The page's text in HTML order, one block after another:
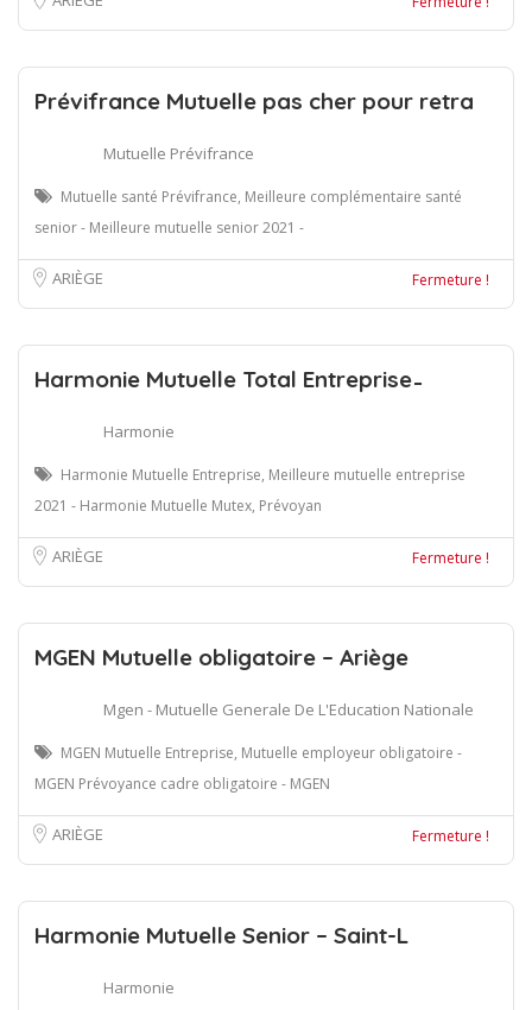
Prévifrance Mutuelle pas cher pour retra
Mutuelle Prévifrance
Mutuelle santé Prévifrance, Meilleure complémentaire santé
senior - Meilleure mutuelle senior 2021 -
ARIÈGE Fermeture !
Harmonie Mutuelle Total Entreprise ̵
Harmonie
Harmonie Mutuelle Entreprise, Meilleure mutuelle entreprise
2021 - Harmonie Mutuelle Mutex, Prévoyan
ARIÈGE Fermeture !
MGEN Mutuelle obligatoire – Ariège
Mgen - Mutuelle Generale De L'Education Nationale
MGEN Mutuelle Entreprise, Mutuelle employeur obligatoire -
MGEN Prévoyance cadre obligatoire - MGEN
ARIÈGE Fermeture !
Harmonie Mutuelle Senior – Saint-L
Harmonie